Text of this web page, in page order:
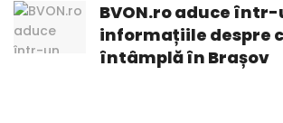
BVON.ro aduce
informațiile despre
întâmplă în Brașov